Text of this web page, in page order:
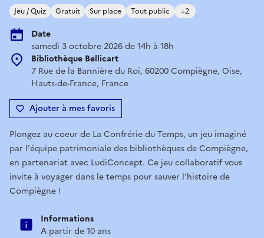
Jeu / Quiz Gratuit Sur place Tout public +2
Date
samedi 3 octobre 2026 de 14h à 18h
Bibliothèque Bellicart
7 Rue de la Bannière du Roi, 60200 Compiègne, Oise,
Hauts-de-France, France
Ajouter à mes favoris
Plongez au coeur de La Confrérie du Temps, un jeu imaginé
par l'équipe patrimoniale des bibliothèques de Compiègne,
en partenariat avec LudiConcept. Ce jeu collaboratif vous
invite à voyager dans le temps pour sauver l'histoire de
Compiègne !
Informations
A partir de 10 ans